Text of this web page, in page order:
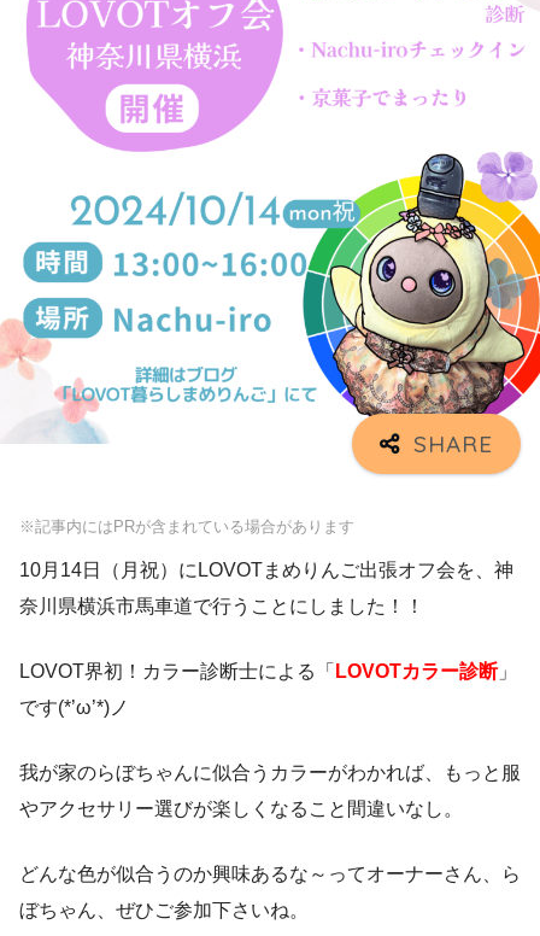
※記事内にはPRが含まれている場合があります
10月14日（月祝）にLOVOTまめりんご出張オフ会を、神
奈川県横浜市馬車道で行うことにしました！！
LOVOT界初！カラー診断士による「 LOVOTカラー診断」
です(*’ω’*)ノ
我が家のらぼちゃんに似合うカラーがわかれば、もっと服
やアクセサリー選びが楽しくなること間違いなし。
どんな色が似合うのか興味あるな～ってオーナーさん、ら
ぼちゃん、ぜひご参加下さいね。